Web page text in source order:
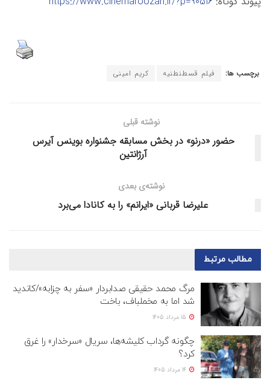
برچسب ها: فیلم قسطنطنیه کریم امینی
نوشته قبلی
حضور «درنو» در بخش مسابقه جشنواره بوینس آیرس
آرژانتین
نوشته‌ی بعدی
علیرضا قربانی «ایرانم» را به کانادا می‌برد
مطالب مرتبط
مرگ محمد حقیقی صدابردار «سفر به چزابه»/کاندید
شد اما به مخملباف، باخت
چگونه گرداب کلیشه‌ها، سریال «سرخدار» را غرق
کرد؟